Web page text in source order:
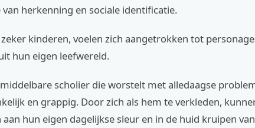
van herkenning en sociale identificatie.
kinderen, voelen zich aangetrokken tot
hun eigen leefwereld.
scholier die worstelt met alledaagse
en grappig. Door zich als hem te verkleden,
hun eigen dagelijkse sleur en in de huid kruipen